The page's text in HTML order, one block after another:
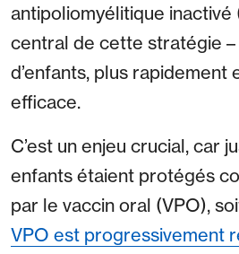
antipoliomyélitique inactivé
central de cette stratégie –
d’enfants, plus rapidement
efficace.
C’est un enjeu crucial, car
enfants étaient protégés
par le vaccin oral (VPO),
VPO est progressivement